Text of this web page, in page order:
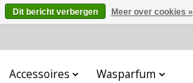
Accessoires Wasparfum
Dit bericht verbergen Meer over cookies »